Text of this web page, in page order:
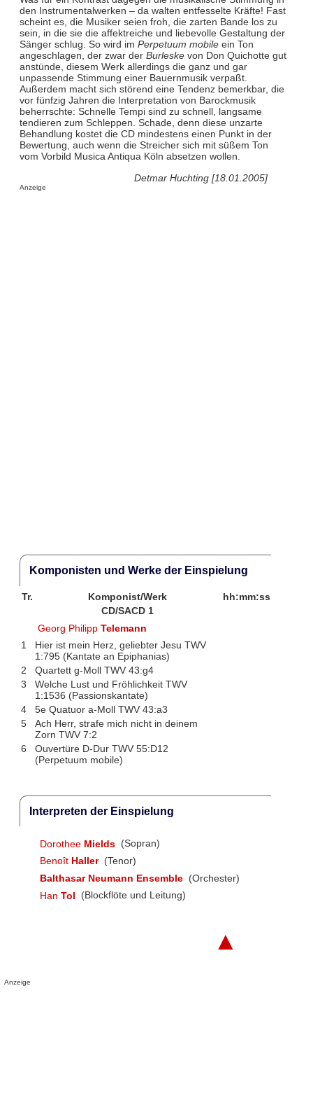
den Instrumentalwerken – da walten entfesselte Kräfte! Fast
scheint es, die Musiker seien froh, die zarten Bande los zu
sein, in die sie die affektreiche und liebevolle Gestaltung der
Sänger schlug. So wird im Perpetuum mobileein Ton
angeschlagen, der zwar der Burleskevon Don Quichotte gut
anstünde, diesem Werk allerdings die ganz und gar
unpassende Stimmung einer Bauernmusik verpaßt.
Außerdem macht sich störend eine Tendenz bemerkbar, die
vor fünfzig Jahren die Interpretation von Barockmusik
beherrschte: Schnelle Tempi sind zu schnell, langsame
tendieren zum Schleppen. Schade, denn diese unzarte
Behandlung kostet die CD mindestens einen Punkt in der
Bewertung, auch wenn die Streicher sich mit süßem Ton
vom Vorbild Musica Antiqua Köln absetzen wollen.
Detmar Huchting [18.01.2005]
Anzeige
Komponisten und Werke der Einspielung
Tr. Komponist/Werk
hh:mm:ss
CD/SACD 1
Georg PhilippTelemann
1
Hier ist mein Herz, geliebter Jesu TWV
1:795 (Kantate an Epiphanias)
2
Quartett g-Moll TWV 43:g4
3
Welche Lust und Fröhlichkeit TWV
1:1536 (Passionskantate)
4
5e Quatuor a-Moll TWV 43:a3
5
Ach Herr, strafe mich nicht in deinem
Zorn TWV 7:2
6
Ouvertüre D-Dur TWV 55:D12
(Perpetuum mobile)
Interpreten der Einspielung
Dorothee Mields (Sopran)
Benoît Haller (Tenor)
Balthasar Neumann Ensemble (Orchester)
Han Tol (Blockflöte und Leitung)
▲
Anzeige